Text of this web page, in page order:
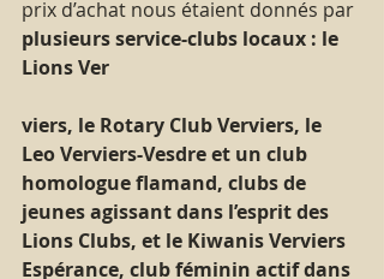
prix d’achat nous étaient donnés par
plusieurs service-clubs locaux : le
Lions Ver
viers, le Rotary Club Verviers, le
Leo Verviers-Vesdre et un club
homologue flamand, clubs de
jeunes agissant dans l’esprit des
Lions Clubs, et le Kiwanis Verviers
Espérance, club féminin actif dans